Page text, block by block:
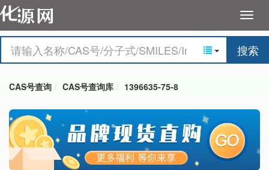
搜索
CAS号查询 CAS号查询库 1396635-75-8